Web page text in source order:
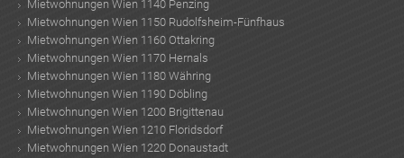
Mietwohnungen Wien 1140 Penzing
Mietwohnungen Wien 1150 Rudolfsheim-Fünfhaus
Mietwohnungen Wien 1160 Ottakring
Mietwohnungen Wien 1170 Hernals
Mietwohnungen Wien 1180 Währing
Mietwohnungen Wien 1190 Döbling
Mietwohnungen Wien 1200 Brigittenau
Mietwohnungen Wien 1210 Floridsdorf
Mietwohnungen Wien 1220 Donaustadt